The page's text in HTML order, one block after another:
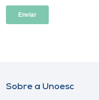
Sobre a Unoesc